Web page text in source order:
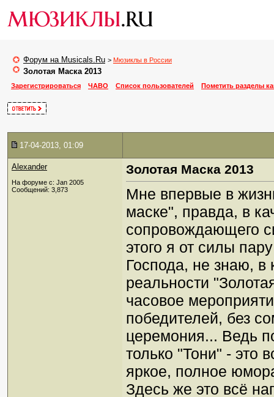
Форум на Musicals.Ru > Мюзиклы в России
Золотая Маска 2013
Зарегистрироваться ЧАВО Список пользователей Пометить разделы
17-04-2013, 01:09
Alexander
На форуме с: Jan 2005
Сообщений: 3,873
Золотая Маска 2013
Мне впервые в
маске", правда, в
сопровождающего
этого я от силы
Господа, не знаю, в
реальности
часовое
победителей, без
церемония... Ведь
только "Тони" - это
яркое, полное
Здесь же это всё